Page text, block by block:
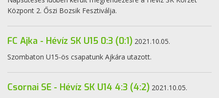
Központ 2. Őszi Bozsik Fesztiválja.
FC Ajka - Hévíz SK U15 0:3 (0:1) 2021.10.05.
Szombaton U15-ös csapatunk Ajkára utazott.
Csornai SE - Hévíz SK U14 4:3 (4:2) 2021.10.05.